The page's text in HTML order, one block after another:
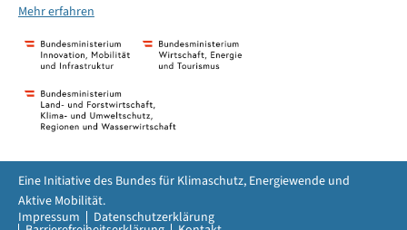
Mehr erfahren
Impressum Datenschutzerklärung
Eine Initiative des Bundes für Klimaschutz, Energiewende und
Aktive Mobilität.